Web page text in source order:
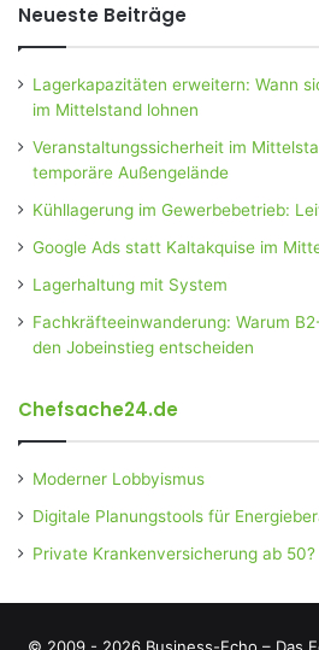
Neueste Beiträge
Lagerkapazitäten erweitern: Wann
im Mittelstand lohnen
Veranstaltungssicherheit im
temporäre Außengelände
Kühllagerung im Gewerbebetrieb:
Google Ads statt Kaltakquise im
Lagerhaltung mit System
Fachkräfteeinwanderung: Warum
den Jobeinstieg entscheiden
Chefsache24.de
Moderner Lobbyismus
Digitale Planungstools für
Private Krankenversicherung ab 50?
© 2009 - 2026 Business-Echo – Das